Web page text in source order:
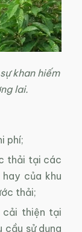
khan hiếm
lai.
phí;
thải tại các
của khu
thải;
cải thiện tại
cầu sử dụng